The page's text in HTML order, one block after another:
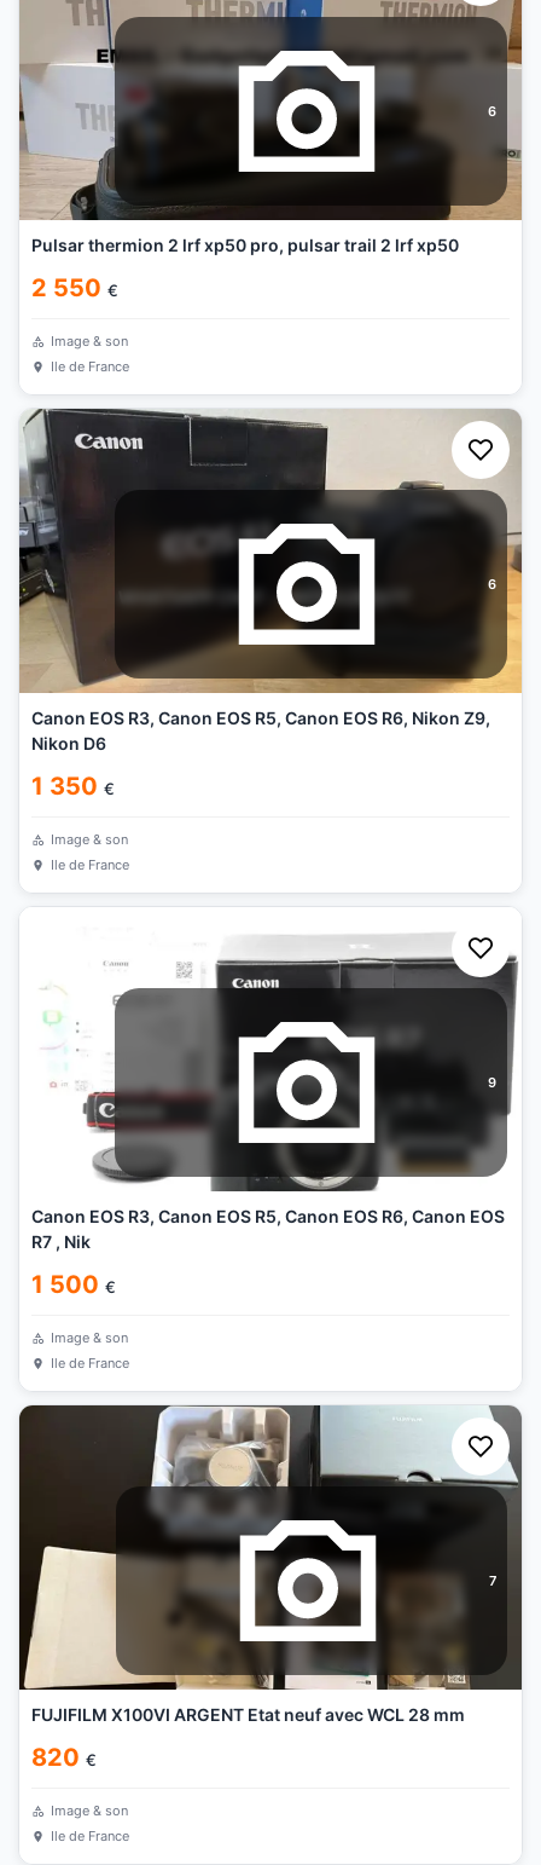
6
Pulsar thermion 2 lrf xp50 pro, pulsar trail 2 lrf xp50
2 550 €
Image & son
Ile de France
6
Canon EOS R3, Canon EOS R5, Canon EOS R6, Nikon Z9,
Nikon D6
1 350 €
Image & son
Ile de France
9
Canon EOS R3, Canon EOS R5, Canon EOS R6, Canon EOS
R7 , Nik
1 500 €
Image & son
Ile de France
7
FUJIFILM X100VI ARGENT Etat neuf avec WCL 28 mm
820 €
Image & son
Ile de France